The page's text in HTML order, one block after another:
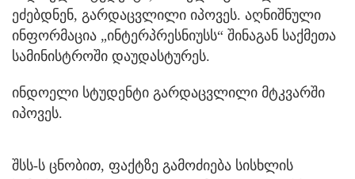
ეძებდნენ, გარდაცვლილი იპოვეს. აღნიშნული
ინფორმაცია „ინტერპრესნიუსს“ შინაგან საქმეთა
სამინისტროში დაუდასტურეს.
ინდოელი სტუდენტი გარდაცვლილი მტკვარში
იპოვეს.
შსს-ს ცნობით, ფაქტზე გამოძიება სისხლის